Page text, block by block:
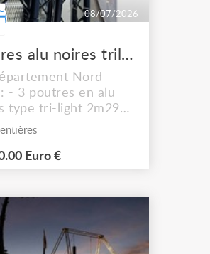
08/07/2026
Poutres alu noires trilight kit jonction4tubes manchons
Nord
- 3 poutres en alu
type tri-light 2m290
jonction - 4 tubes
très bon état. à
Euro €